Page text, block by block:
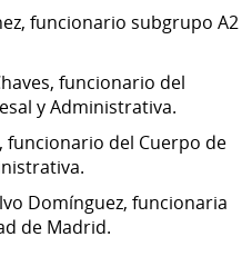
funcionario subgrupo A2
funcionario del
y Administrativa.
funcionario del Cuerpo de
Domínguez, funcionaria
de Madrid.